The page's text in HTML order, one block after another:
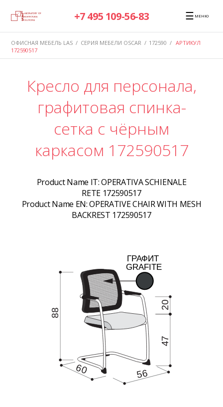
+7 495 109-56-83 ☰ МЕНЮ
ОФИСНАЯ МЕБЕЛЬ LAS / СЕРИЯ МЕБЕЛИ OSCAR / 172590 / АРТИКУЛ
172590517
Кресло для персонала,
графитовая спинка-
сетка с чёрным
каркасом 172590517
Product Name IT:OPERATIVA SCHIENALE
RETE 172590517
Product Name EN:OPERATIVE CHAIR WITH MESH
BACKREST 172590517